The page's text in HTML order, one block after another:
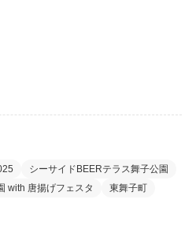
シーサイドBEERテラス舞子公園
with 唐揚げフェスタ
東舞子町